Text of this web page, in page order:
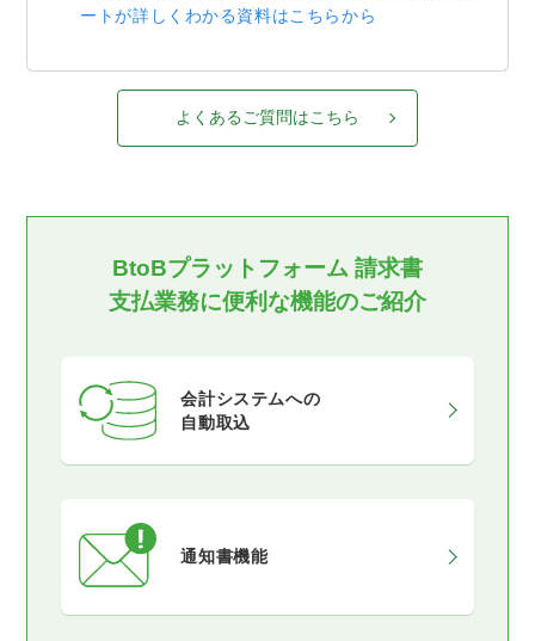
ートが詳しくわかる資料はこちらから
よくあるご質問はこちら
BtoBプラットフォーム 請求書
支払業務に便利な機能のご紹介
会計システムへの
自動取込
通知書機能